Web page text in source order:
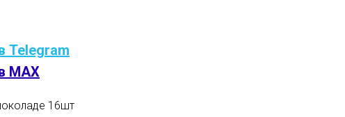
Telegram
MAX
16шт